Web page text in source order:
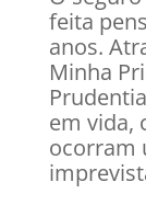
feita
anos.
Minha
em vida,
ocorram